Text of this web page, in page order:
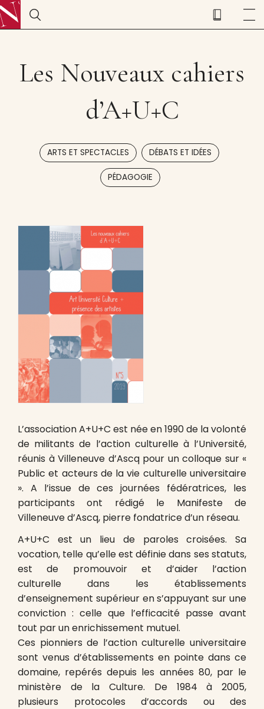
Les Nouveaux cahiers
d’A+U+C
ARTS ET SPECTACLES , DÉBATS ET IDÉES
PÉDAGOGIE
L’association A+U+C est née en 1990 de la volonté
de militants de l’action culturelle à l’Université,
réunis à Villeneuve d’Ascq pour un colloque sur «
Public et acteurs de la vie culturelle universitaire
». A l’issue de ces journées fédératrices, les
participants ont rédigé le Manifeste de
Villeneuve d’Ascq, pierre fondatrice d’un réseau.
A+U+C est un lieu de paroles croisées. Sa
vocation, telle qu’elle est définie dans ses statuts,
est de promouvoir et d’aider l’action
culturelle dans les établissements
d’enseignement supérieur en s’appuyant sur une
conviction : celle que l’efficacité passe avant
tout par un enrichissement mutuel.
Ces pionniers de l’action culturelle universitaire
sont venus d’établissements en pointe dans ce
domaine, repérés depuis les années 80, par le
ministère de la Culture. De 1984 à 2005,
plusieurs protocoles d’accords ou des